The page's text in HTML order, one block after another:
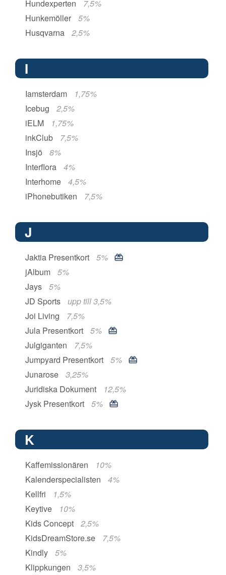
Hundexperten
7,5%
Hunkemöller
5%
Husqvarna
2,5%
I
Iamsterdam
1,75%
Icebug
2,5%
iELM
1,75%
inkClub
7,5%
Insjö
8%
Interflora
4%
Interhome
4,5%
iPhonebutiken
7,5%
J
Jaktia Presentkort
5%
jAlbum
5%
Jays
5%
JD Sports
upp till 3,5%
Joi Living
7,5%
Jula Presentkort
5%
Julgiganten
7,5%
Jumpyard Presentkort
5%
Junarose
3,25%
Juridiska Dokument
12,5%
Jysk Presentkort
5%
K
Kaffemissionären
10%
Kalenderspecialisten
4%
Kellfri
1,5%
Keytive
10%
Kids Concept
2,5%
KidsDreamStore.se
7,5%
Kindly
5%
Klippkungen
3,5%